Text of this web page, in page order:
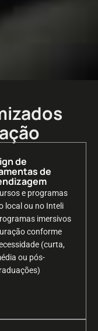
de
de
e programas
local ou no Inteli
imersivos
conforme
(curta,
ou pós-